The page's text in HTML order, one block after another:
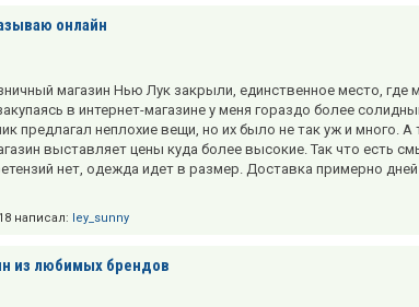
онлайн
магазин Нью Лук закрыли, единственное место,
в интернет-магазине у меня гораздо более
предлагал неплохие вещи, но их было не так уж и много.
выставляет цены куда более высокие. Так что есть
нет, одежда идет в размер. Доставка примерно
написал: ley_sunny
из любимых брендов